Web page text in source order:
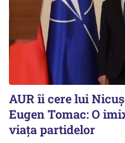
AUR îi cere lui
Eugen Tomac: O
viața partidelor